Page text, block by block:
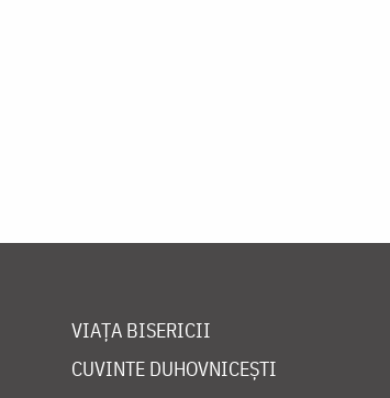
VIAȚA BISERICII
CUVINTE DUHOVNICEȘTI